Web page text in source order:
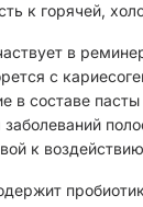
к горячей,
в
с
в составе
заболеваний
к